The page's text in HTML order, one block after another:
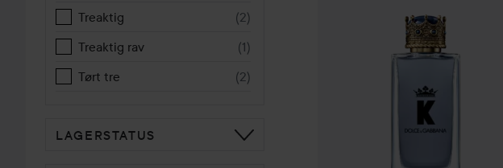
Treaktig
(2)
Treaktig rav
(1)
Tørt tre
(2)
LAGERSTATUS